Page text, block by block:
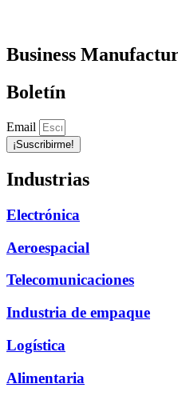
Business
Boletín
Email
¡Suscribirme!
Industrias
Electrónica
Aeroespacial
Telecomunicaciones
Industria de empaque
Logística
Alimentaria